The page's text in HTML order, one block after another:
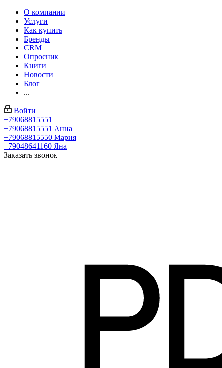
О компании
Услуги
Как купить
Бренды
CRM
Опросник
Книги
Новости
Блог
...
Войти
+79068815551
+79068815551 Анна
+79068815550 Мария
+79048641160 Яна
Заказать звонок